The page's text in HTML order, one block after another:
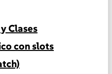
Clases
con slots